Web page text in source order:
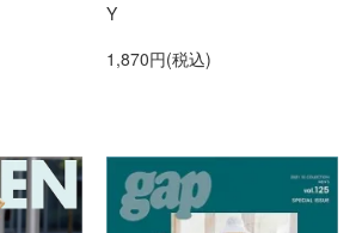
Y
1,870円(税込)